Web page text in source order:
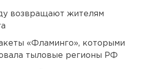
возвращают жителям
«Фламинго», которыми
тыловые регионы РФ